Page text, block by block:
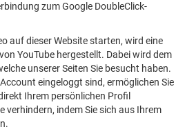
zum Google DoubleClick-
auf dieser Website starten, wird eine
YouTube hergestellt. Dabei wird dem
unserer Seiten Sie besucht haben.
eingeloggt sind, ermöglichen Sie
Ihrem persönlichen Profil
verhindern, indem Sie sich aus Ihrem